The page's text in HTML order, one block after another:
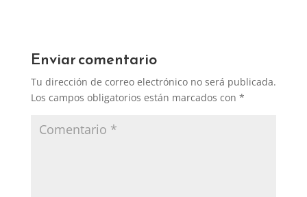
Enviar comentario
Tu dirección de correo electrónico no será publicada.
Los campos obligatorios están marcados con *